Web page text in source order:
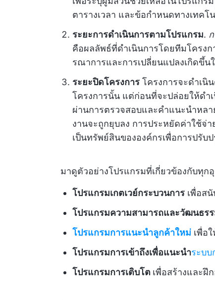
ตารางเวลา และข้อกำหนดทางเทคโ
ระยะการดำเนินการตามโปรแกรม.
คือผลลัพธ์ที่ดำเนินการโดยทีมโครงก
รณาการและการเปลี่ยนแปลงเกิดขึ้น
ระยะปิดโครงการ โครงการจะดำเนิ
โครงการนั้น แต่ก่อนที่จะปล่อยให้ดำ
ผ่านการตรวจสอบและคำแนะนำหล
งานจะถูกยุบลง การประหยัดค่าใช้จ่
เป็นทรัพย์สินขององค์กรเพื่อการปรับ
มาดูตัวอย่างโปรแกรมที่เกี่ยวข้องกับทุก
โปรแกรมเกตเวย์กระบวนการ เพื่อส
โปรแกรมความสามารถและวัฒนธร
โปรแกรมการแนะนำลูกค้าใหม่ เพื่อ
โปรแกรมการเข้าถึงเพื่อแนะนำระบ
โปรแกรมการเติบโต เพื่อสร้างและฝึ